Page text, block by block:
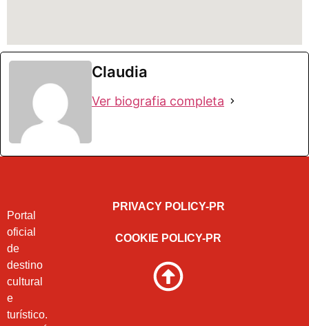
Claudia
Ver biografia completa
Portal
oficial
de
destino
cultural
e
turístico.
PRIVACY POLICY-PR
COOKIE POLICY-PR